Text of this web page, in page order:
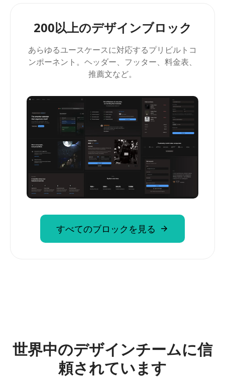
200以上のデザインブロック
あらゆるユースケースに対応するプリビルトコ
ンポーネント。ヘッダー、フッター、料金表、
推薦文など。
すべてのブロックを見る
世界中のデザインチームに信
頼されています